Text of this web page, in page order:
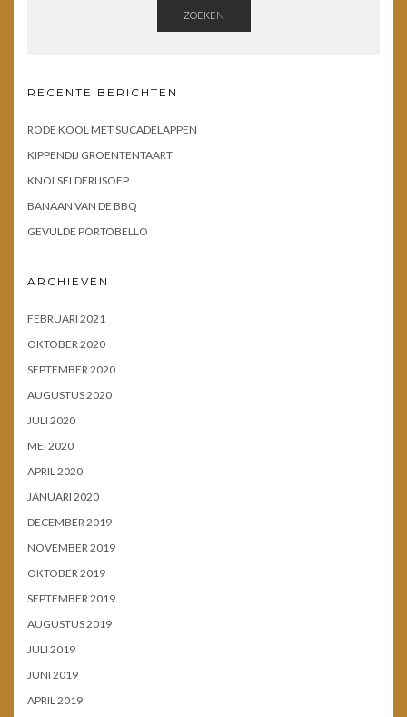
ZOEKEN
RECENTE BERICHTEN
RODE KOOL MET SUCADELAPPEN
KIPPENDIJ GROENTENTAART
KNOLSELDERIJSOEP
BANAAN VAN DE BBQ
GEVULDE PORTOBELLO
ARCHIEVEN
FEBRUARI 2021
OKTOBER 2020
SEPTEMBER 2020
AUGUSTUS 2020
JULI 2020
MEI 2020
APRIL 2020
JANUARI 2020
DECEMBER 2019
NOVEMBER 2019
OKTOBER 2019
SEPTEMBER 2019
AUGUSTUS 2019
JULI 2019
JUNI 2019
APRIL 2019